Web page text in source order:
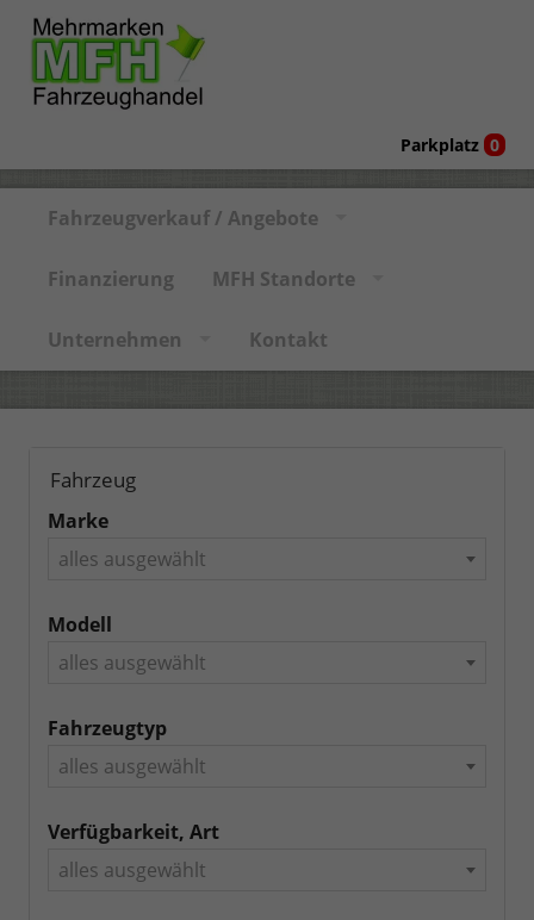
Parkplatz 0
Fahrzeugverkauf / Angebote
Finanzierung MFH Standorte
Unternehmen Kontakt
Fahrzeug
Marke
alles ausgewählt
Modell
alles ausgewählt
Fahrzeugtyp
alles ausgewählt
Verfügbarkeit, Art
alles ausgewählt